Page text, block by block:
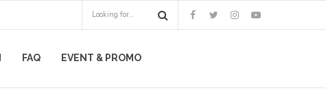
FAQ EVENT & PROMO